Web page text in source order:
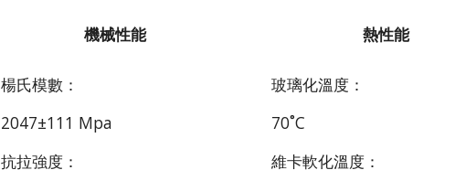
機械性能
楊氏模數：
2047±111 Mpa
抗拉強度：
熱性能
玻璃化溫度：
70˚C
維卡軟化溫度：